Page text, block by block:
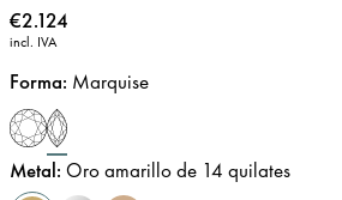
Precio:
€2.124
incl. IVA
Forma: Marquise
Metal: Oro amarillo de 14 quilates